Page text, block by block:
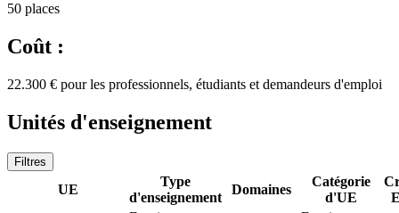
50 places
Coût :
22.300 € pour les professionnels, étudiants et demandeurs d'emploi
Unités d'enseignement
Filtres
UE
Type
d'enseignement
Domaines
Catégorie
d'UE